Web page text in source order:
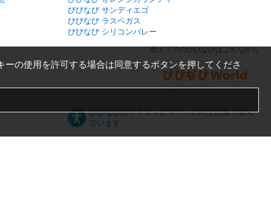
びびなび サンディエゴ
びびなび ラスベガス
びびなび シリコンバレー
他エリアのびびなびはこちらから
びびなびはアクセシビリティの向上に取り組ん
でいます。
ーの使用を許可する場合は同意するボタンを押してくださ